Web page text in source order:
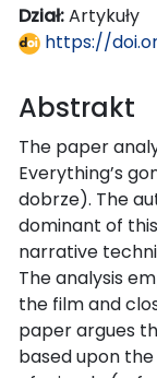
Dział:Artykuły
https://
Abstrakt
The paper
Everything’s
dobrze). The
dominant of
narrative
The analysis
the film and
paper argues
based upon